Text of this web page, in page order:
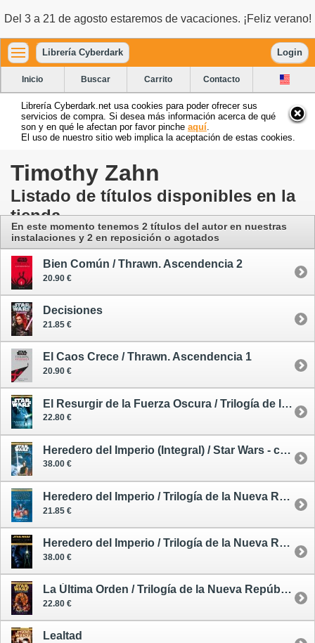
Del 3 a 21 de agosto estaremos de vacaciones. ¡Feliz verano!
Librería Cyberdark Login
Inicio Buscar Carrito Contacto
Librería Cyberdark.net usa cookies para poder ofrecer sus
servicios de compra. Si desea más información acerca de qué
son y en qué le afectan por favor pinche aquí
El uso de nuestro sitio web implica la aceptación de estas cookies.
Timothy Zahn
Listado de títulos disponibles en la
tienda
En este momento tenemos 2 títulos del autoren nuestras
instalaciones y 2 en reposición o agotados
Bien Común / Thrawn. Ascendencia 2
20.90 €
Decisiones
21.85 €
El Caos Crece / Thrawn. Ascendencia 1
20.90 €
El Resurgir de la Fuerza Oscura / Trilogía de la Nueva República 2
22.80 €
Heredero del Imperio (Integral) / Star Wars - cómic
38.00 €
Heredero del Imperio / Trilogía de la Nueva República 1 - rústica
21.85 €
Heredero del Imperio / Trilogía de la Nueva República 1 - deluxe
38.00 €
La Última Orden / Trilogía de la Nueva República 3
22.80 €
Lealtad